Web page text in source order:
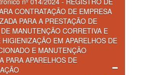
CONTRATAÇÃO DE EMPRESA
PARA A PRESTAÇÃO DE
MANUTENÇÃO CORRETIVA E
HIGIENIZAÇÃO EM APARELHOS DE
E MANUTENÇÃO
PARA APARELHOS DE